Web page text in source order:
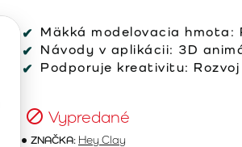
Mäkká modelovacia
Návody v aplikácii: 3D
Podporuje kreativitu:
Vypredané
ZNAČKA: Hey Clay